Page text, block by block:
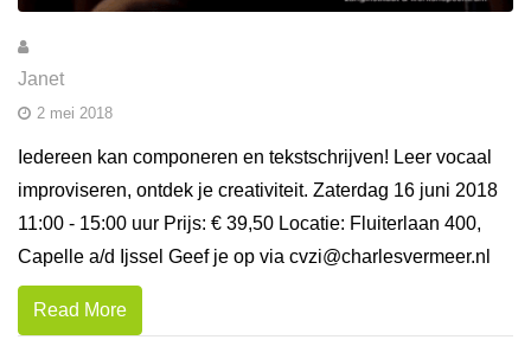
Janet
2 mei 2018
Iedereen kan componeren en tekstschrijven! Leer vocaal
improviseren, ontdek je creativiteit. Zaterdag 16 juni 2018
11:00 - 15:00 uur Prijs: € 39,50 Locatie: Fluiterlaan 400,
Capelle a/d Ijssel Geef je op via cvzi@charlesvermeer.nl
Read More